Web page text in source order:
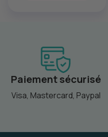
Paiement sécurisé
Visa, Mastercard, Paypal